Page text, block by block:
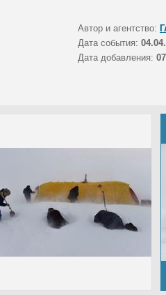
Автор и агентство:
Дата события:
Дата добавления: